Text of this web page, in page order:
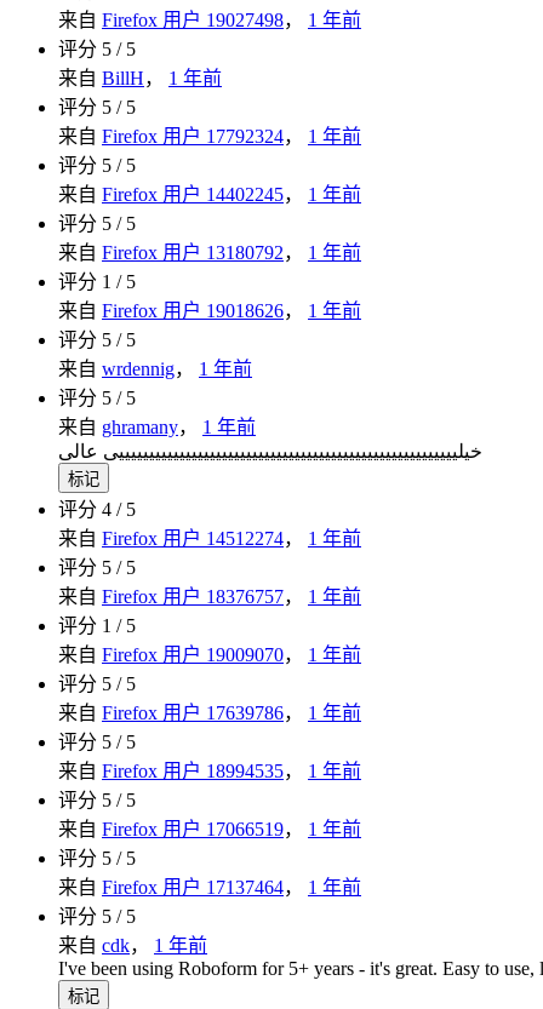
来自 Firefox 用户 19027498， 1 年前
评分 5 / 5
来自 BillH， 1 年前
评分 5 / 5
来自 Firefox 用户 17792324， 1 年前
评分 5 / 5
来自 Firefox 用户 14402245， 1 年前
评分 5 / 5
来自 Firefox 用户 13180792， 1 年前
评分 1 / 5
来自 Firefox 用户 19018626， 1 年前
评分 5 / 5
来自 wrdennig， 1 年前
评分 5 / 5
来自 ghramany， 1 年前
خیلییییییییییییییییییییییییییییییییییییییییییییییییییییییییی عالی
标记
评分 4 / 5
来自 Firefox 用户 14512274， 1 年前
评分 5 / 5
来自 Firefox 用户 18376757， 1 年前
评分 1 / 5
来自 Firefox 用户 19009070， 1 年前
评分 5 / 5
来自 Firefox 用户 17639786， 1 年前
评分 5 / 5
来自 Firefox 用户 18994535， 1 年前
评分 5 / 5
来自 Firefox 用户 17066519， 1 年前
评分 5 / 5
来自 Firefox 用户 17137464， 1 年前
评分 5 / 5
来自 cdk， 1 年前
I've been using Roboform for 5+ years - it's great. Easy to
标记